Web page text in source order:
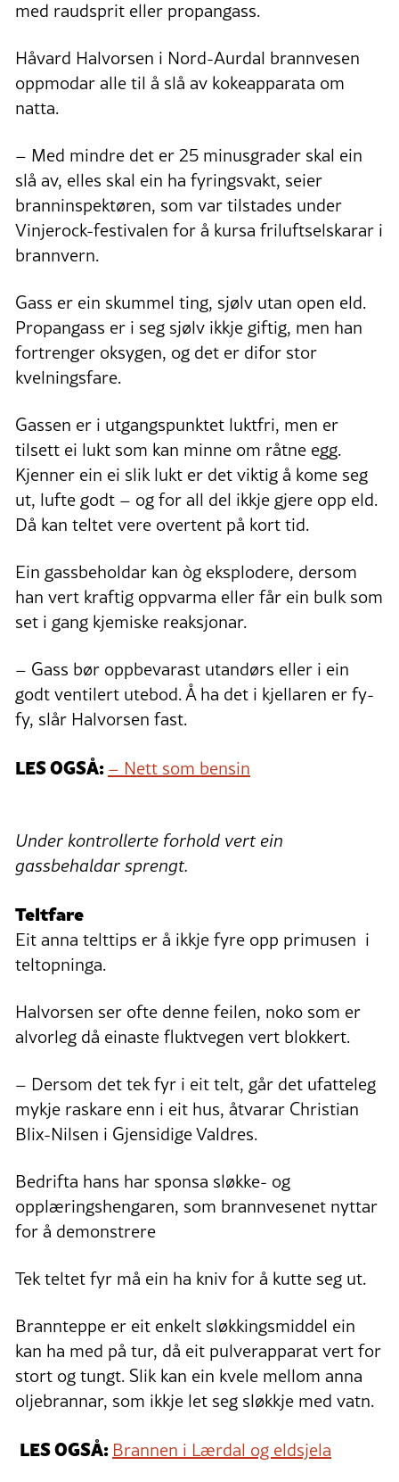
med raudsprit eller propangass.
Håvard Halvorsen i Nord-Aurdal brannvesen
oppmodar alle til å slå av kokeapparata om
natta.
– Med mindre det er 25 minusgrader skal ein
slå av, elles skal ein ha fyringsvakt, seier
branninspektøren, som var tilstades under
Vinjerock-festivalen for å kursa friluftselskarar i
brannvern.
Gass er ein skummel ting, sjølv utan open eld.
Propangass er i seg sjølv ikkje giftig, men han
fortrenger oksygen, og det er difor stor
kvelningsfare.
Gassen er i utgangspunktet luktfri, men er
tilsett ei lukt som kan minne om råtne egg.
Kjenner ein ei slik lukt er det viktig å kome seg
ut, lufte godt – og for all del ikkje gjere opp eld.
Då kan teltet vere overtent på kort tid.
Ein gassbeholdar kan òg eksplodere, dersom
han vert kraftig oppvarma eller får ein bulk som
set i gang kjemiske reaksjonar.
– Gass bør oppbevarast utandørs eller i ein
godt ventilert utebod. Å ha det i kjellaren er fy-
fy, slår Halvorsen fast.
LES OGSÅ:– Nett som bensin
Under kontrollerte forhold vert ein
gassbehaldar sprengt.
Teltfare
Eit anna telttips er å ikkje fyre opp primusen i
teltopninga.
Halvorsen ser ofte denne feilen, noko som er
alvorleg då einaste fluktvegen vert blokkert.
– Dersom det tek fyr i eit telt, går det ufatteleg
mykje raskare enn i eit hus, åtvarar Christian
Blix-Nilsen i Gjensidige Valdres.
Bedrifta hans har sponsa sløkke- og
opplæringshengaren, som brannvesenet nyttar
for å demonstrere
Tek teltet fyr må ein ha kniv for å kutte seg ut.
Brannteppe er eit enkelt sløkkingsmiddel ein
kan ha med på tur, då eit pulverapparat vert for
stort og tungt. Slik kan ein kvele mellom anna
oljebrannar, som ikkje let seg sløkkje med vatn.
LES OGSÅ: Brannen i Lærdal og eldsjela